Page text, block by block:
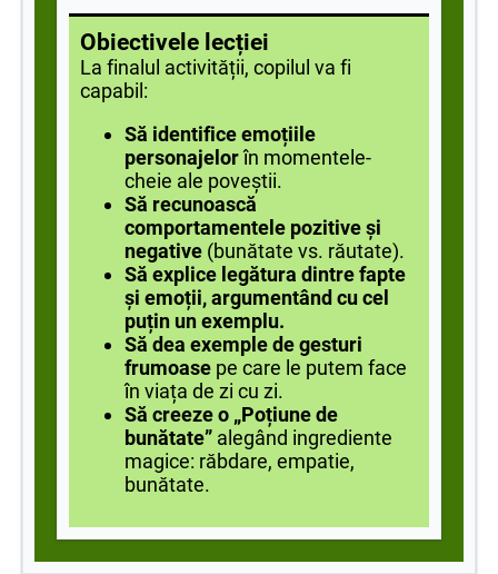
Obiectivele lecției
La finalul activității, copilul va fi
capabil:
Să identifice emoțiile
personajelorîn momentele-
cheie ale poveștii.
Să recunoască
comportamentele pozitive și
negative (bunătate vs. răutate).
Să explice legătura dintre fapte
și emoții, argumentând cu cel
puțin un exemplu.
Să dea exemple de gesturi
frumoase pe care le putem face
în viața de zi cu zi.
Să creeze o „Poțiune de
bunătate” alegând ingrediente
magice: răbdare, empatie,
bunătate.